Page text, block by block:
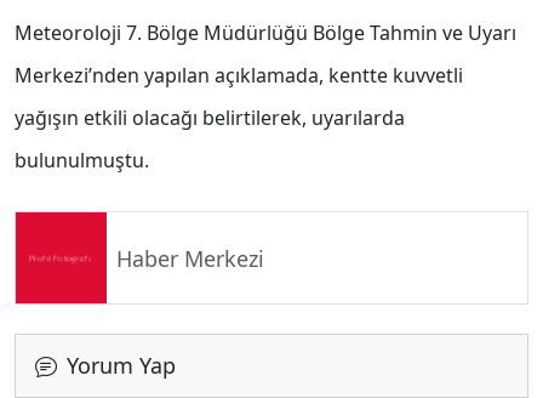
Meteoroloji 7. Bölge Müdürlüğü Bölge Tahmin ve Uyarı
Merkezi’nden yapılan açıklamada, kentte kuvvetli
yağışın etkili olacağı belirtilerek, uyarılarda
bulunulmuştu.
Haber Merkezi
Yorum Yap